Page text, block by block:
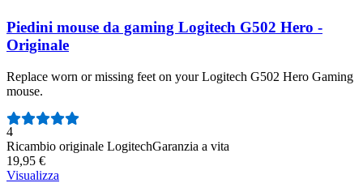
Piedini mouse da gaming Logitech G502 Hero -
Originale
Replace worn or missing feet on your Logitech G502 Hero Gaming
mouse.
Numero di recensioni:
4
Ricambio originale LogitechGaranzia a vita
19,95 €
Visualizza